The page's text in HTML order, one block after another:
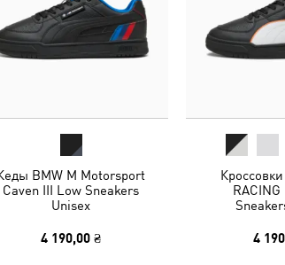
BMW M Motorsport
Caven III Low Sneakers
Unisex
4 190,00 ₴
RACING
4